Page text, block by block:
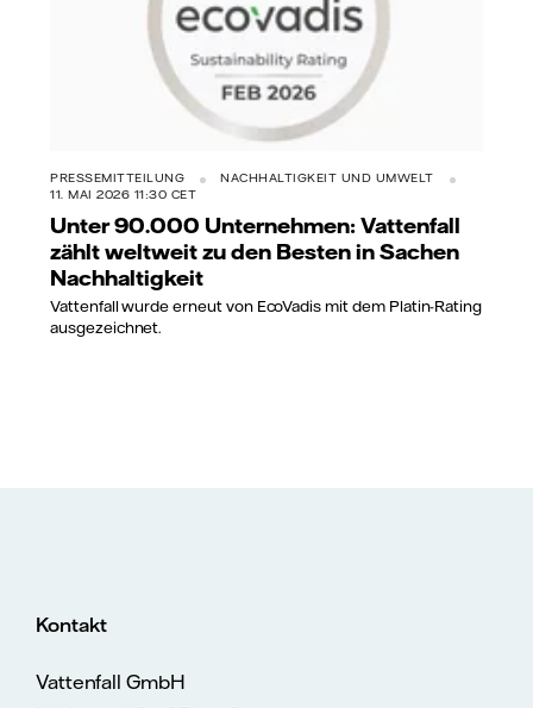
PRESSEMITTEILUNG
NACHHALTIGKEIT UND UMWELT
11. MAI 2026 11:30 CET
Unter 90.000 Unternehmen: Vattenfall
zählt weltweit zu den Besten in Sachen
Nachhaltigkeit
Vattenfall wurde erneut von EcoVadis mit dem Platin-Rating
ausgezeichnet.
Kontakt
Vattenfall GmbH